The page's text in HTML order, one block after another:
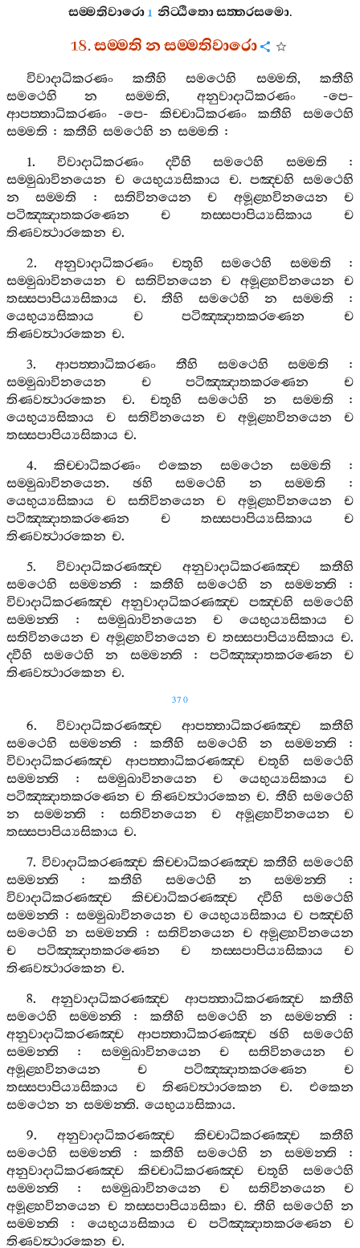
සම‍්මතිවාරො1 නිට‍්ඨිතොසත‍්තරසමො.
18.සම‍්මතිනසම‍්මතිවාරො
විවාදාධිකරණං කතීහි සමථෙහි සම‍්මති, කතීහි
සමථෙහි
න සම‍්මති, අනුවාදාධිකරණං-පෙ-
ආපත‍්තාධිකරණං -පෙ- කිච‍්චාධිකරණං කතීහි
සමථෙහි
සම‍්මති : කතීහි සමථෙහි න සම‍්මති :
1. විවාදාධිකරණං ද‍්වීහි සමථෙහි සම‍්මති :
සම‍්මුඛාවිනයෙන
ච යෙභුය්‍යසිකාය ච.පඤ‍්චහි
සමථෙහි
න
සම‍්මති :සතිවිනයෙන ච අමූළ‍්හවිනයෙන
ච
පටිඤ‍්ඤාතකරණෙන
ච තස‍්සපාපිය්‍යසිකාය
ච
තිණවත්‍ථාරකෙන ච.
2.අනුවාදාධිකරණං චතූහි සමථෙහි සම‍්මති :
සම‍්මුඛාවිනයෙන
ච සතිවිනයෙන ච අමූළ‍්හවිනයෙන
ච
තස‍්සපාපිය්‍යසිකාය
ච. තීහි සමථෙහි න සම‍්මති :
යෙභුය්‍යසිකාය
ච පටිඤ‍්ඤාතකරණෙන
ච
තිණවත්‍ථාරකෙන ච.
3.ආපත‍්තාධිකරණං තීහි සමථෙහි සම‍්මති :
සම‍්මුඛාවිනයෙන
ච පටිඤ‍්ඤාතකරණෙන
ච
තිණවත්‍ථාරකෙන
ච. චතූහි සමථෙහි න සම‍්මති :
යෙභුය්‍යසිකාය
ච සතිවිනයෙන ච අමූළ‍්හවිනයෙන
ච
තස‍්සපාපිය්‍යසිකාය ච.
4.කිච‍්චාධිකරණං එකෙන සමථෙන සම‍්මති :
සම‍්මුඛාවිනයෙන. ඡහි සමථෙහි න සම‍්මති :
යෙභුය්‍යසිකාය
ච සතිවිනයෙන ච අමූළ‍්හවිනයෙන
ච
පටිඤ‍්ඤාතකරණෙන
ච තස‍්සපාපිය්‍යසිකාය
ච
තිණවත්‍ථාරකෙන ච.
5.විවාදාධිකරණඤ‍්ච අනුවාදාධිකරණඤ‍්ච
කතීහි
සමථෙහි
සම‍්මන‍්ති :කතීහි සමථෙහි න සම‍්මන‍්ති :
විවාදාධිකරණඤ‍්ච
අනුවාදාධිකරණඤ‍්ච පඤ‍්චහි
සමථෙහි
සම‍්මන‍්ති : සම‍්මුඛාවිනයෙන ච යෙභුය්‍යසිකාය
ච
සතිවිනයෙන ච අමූළ‍්හවිනයෙන ච තස‍්සපාපිය්‍යසිකාය ච.
ද‍්වීහි
සමථෙහි න සම‍්මන‍්ති : පටිඤ‍්ඤාතකරණෙන
ච
තිණවත්‍ථාරකෙන ච.
370
6.විවාදාධිකරණඤ‍්ච ආපත‍්තාධිකරණඤ‍්ච
කතීහි
සමථෙහි
සම‍්මන‍්ති :කතීහි සමථෙහි න සම‍්මන‍්ති :
විවාදාධිකරණඤ‍්ච
ආපත‍්තාධිකරණඤ‍්ච චතූහි
සමථෙහි
සම‍්මන‍්ති : සම‍්මුඛාවිනයෙන ච යෙභුය්‍යසිකාය
ච
පටිඤ‍්ඤාතකරණෙන ච තිණවත්‍ථාරකෙන ච. තීහි සමථෙහි
න
සම‍්මන‍්ති : සතිවිනයෙන ච අමූළ‍්හවිනයෙන
ච
තස‍්සපාපිය්‍යසිකාය ච.
7. විවාදාධිකරණඤ‍්ච කිච‍්චාධිකරණඤ‍්ච කතීහි සමථෙහි
සම‍්මන‍්ති :කතීහි සමථෙහි න සම‍්මන‍්ති :
විවාදාධිකරණඤ‍්ච
කිච‍්චාධිකරණඤ‍්ච ද‍්වීහි
සමථෙහි
සම‍්මන‍්ති :සම‍්මුඛාවිනයෙන ච යෙභුය්‍යසිකාය ච පඤ‍්චහි
සමථෙහි න සම‍්මන‍්ති : සතිවිනයෙන ච අමූළ‍්හවිනයෙන
ච
පටිඤ‍්ඤාතකරණෙන ච තස‍්සපාපිය්‍යසිකාය
ච
තිණවත්‍ථාරකෙන ච.
8.අනුවාදාධිකරණඤ‍්ච ආපත‍්තාධිකරණඤ‍්ච
කතීහි
සමථෙහි
සම‍්මන‍්ති :කතීහි සමථෙහි න සම‍්මන‍්ති :
අනුවාදාධිකරණඤ‍්ච
ආපත‍්තාධිකරණඤ‍්ච ඡහි
සමථෙහි
සම‍්මන‍්ති : සම‍්මුඛාවිනයෙන ච සතිවිනයෙන
ච
අමූළ‍්හවිනයෙන
ච පටිඤ‍්ඤාතකරණෙන
ච
තස‍්සපාපිය්‍යසිකාය
ච තිණවත්‍ථාරකෙන ච. එකෙන
සමථෙන න සම‍්මන‍්ති. යෙභුය්‍යසිකාය.
9. අනුවාදාධිකරණඤ‍්ච කිච‍්චාධිකරණඤ‍්ච
කතීහි
සමථෙහි
සම‍්මන‍්ති :කතීහි සමථෙහි න සම‍්මන‍්ති :
අනුවාදාධිකරණඤ‍්ච
කිච‍්චාධිකරණඤ‍්ච චතූහි
සමථෙහි
සම‍්මන‍්ති : සම‍්මුඛාවිනයෙන ච සතිවිනයෙන
ච
අමූළ‍්හවිනයෙන ච තස‍්සපාපිය්‍යසිකා ච. තීහි සමථෙහි න
සම‍්මන‍්ති : යෙභුය්‍යසිකාය ච පටිඤ‍්ඤාතකරණෙන
ච
තිණවත්‍ථාරකෙන ච.